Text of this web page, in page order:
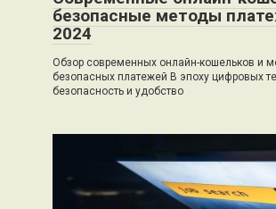
безопасные методы
2024
Обзор современных онлайн-кошельков и
безопасных платежей В эпоху цифровых
безопасность и удобство